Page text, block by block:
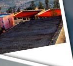
Руанда